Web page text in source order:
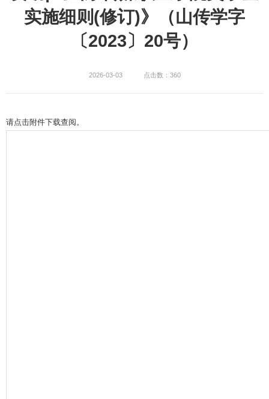
实施细则(修订)》（山传学字
〔2023〕20号）
2026-03-03 点击数：360
请点击附件下载查阅。